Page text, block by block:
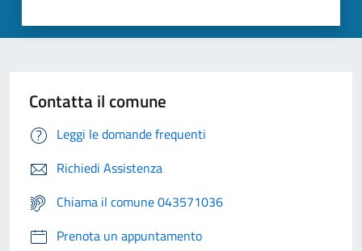
Contatta il comune
Leggi le domande frequenti
Richiedi Assistenza
Chiama il comune 043571036
Prenota un appuntamento